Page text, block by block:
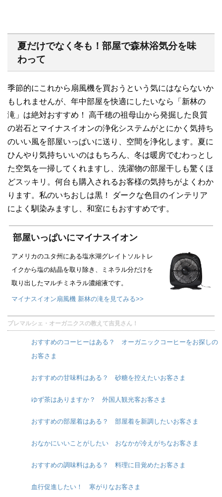
夏だけでなく冬も！部屋で森林浴気分を味
わって
季節的にこれから扇風機を買おうという気にはならないか
もしれませんが、年中部屋を快適にしたいなら「新林の
滝」は絶対おすすめ！ 高千穂の祖母山から発掘した良質
の岩石とマイナスイオンの浄化システムがとにかく気持ち
のいい風を部屋いっぱいに送り、空間を浄化します。夏に
ひんやり気持ちいいのはもちろん、冬は暖房でむわっとし
た空気を一掃してくれますし、洗濯物の部屋干しも驚くほ
どスッキリ。何台も購入されるお客様の気持ちがよくわか
ります。私のいちおしは黒！ ダークな色目のインテリア
によく馴染みますし、和室にもおすすめです。
部屋いっぱいにマイナスイオン
アメリカのユタ州にある塩水湖グレイトソルトレ
イクから塩の結晶を取り除き、ミネラル分だけを
取り出したマルチミネラル濃縮液です。
マイナスイオン扇風機 新林の滝を見てみる>>
プレマルシェ・オーガニクスの教えて吉見さん！
おすすめのコーヒーはある？ オーガニックコーヒーをお探しの
お客さま
おすすめの甘味料はある？ 砂糖を控えたいお客さま
ゆず茶はありますか？ 外国人観光客お客さま
おすすめの部屋着はある？ 部屋着を新調したいお客さま
おなかにいいことがしたい おなかが冷えがちなお客さま
おすすめの調味料はある？ 料理に目覚めたお客さま
血行促進したい！ 寒がりなお客さま